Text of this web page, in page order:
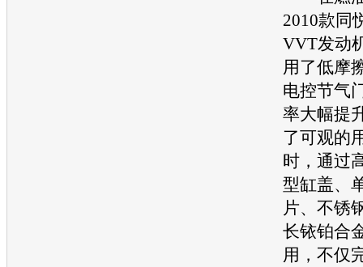
2010款同
VVT发动
用了低摩
电控节气
率大幅提
了可观的
时，通过
型缸盖、
片、不锈
长铱铂合
用，不仅